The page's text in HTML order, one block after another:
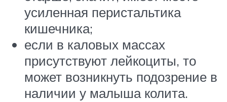
усиленная перистальтика
кишечника;
если в каловых массах
присутствуют лейкоциты, то
может возникнуть подозрение в
наличии у малыша колита.